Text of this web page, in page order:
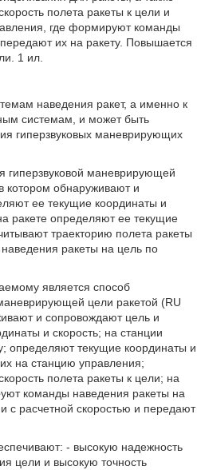
полета ракеты к цели и
где формируют команды
их на ракету. Повышается
1 ил.
наведения ракет, а именно к
системам, и может быть
гиперзвуковых маневрирующих
гиперзвуковой маневрирующей
котором обнаруживают и
ее текущие координаты и
ракете определяют ее текущие
траекторию полета ракеты
ракеты на цель по
является способ
цели ракетой (RU
и сопровождают цель и
и скорость; на станции
определяют текущие координаты и
на станцию управления;
полета ракеты к цели; на
команды наведения ракеты на
с расчетной скоростью и передают
- высокую надежность
цели и высокую точность